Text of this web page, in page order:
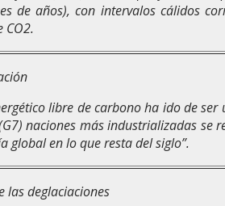
de años), con intervalos cálidos
CO2.
libre de carbono ha ido de
naciones más industrializadas
global en lo que resta del siglo”.
las deglaciaciones